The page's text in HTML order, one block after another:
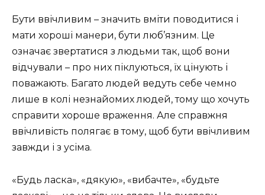
Бути ввічливим – значить вміти поводитися і
мати хороші манери, бути люб’язним. Це
означає звертатися з людьми так, щоб вони
відчували – про них піклуються, їх цінують і
поважають. Багато людей ведуть себе чемно
лише в колі незнайомих людей, тому що хочуть
справити хороше враження. Але справжня
ввічливість полягає в тому, щоб бути ввічливим
завжди і з усіма.
«Будь ласка», «дякую», «вибачте», «будьте